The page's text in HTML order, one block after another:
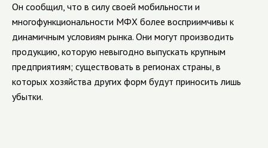
Он сообщил, что в силу своей мобильности и
многофункциональности МФХ более восприимчивы к
динамичным условиям рынка. Они могут производить
продукцию, которую невыгодно выпускать крупным
предприятиям; существовать в регионах страны, в
которых хозяйства других форм будут приносить лишь
убытки.